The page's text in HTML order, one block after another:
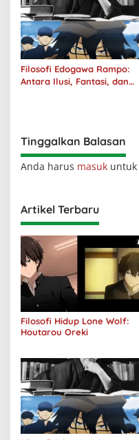
Filosofi Edogawa Rampo:
Antara Ilusi, Fantasi, dan
Tinggalkan Balasan
Anda harus masuk
Artikel Terbaru
Filosofi Hidup Lone Wolf:
Houtarou Oreki